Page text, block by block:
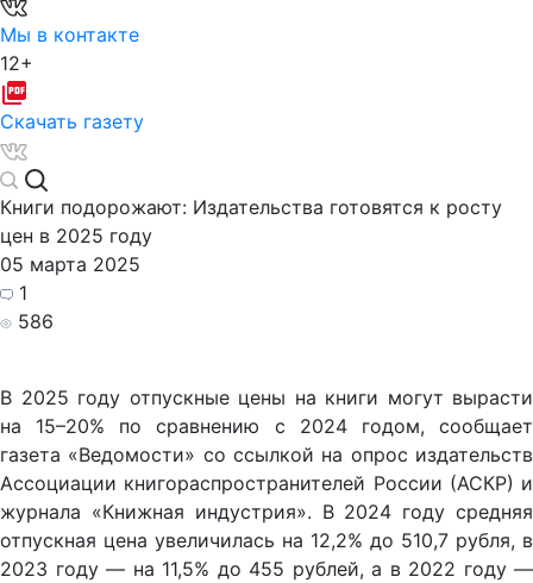
Мы в контакте
12+
Скачать газету
Книги подорожают: Издательства готовятся к росту
цен в 2025 году
05 марта 2025
1
586
В 2025 году отпускные цены на книги могут вырасти
на 15–20% по сравнению с 2024 годом, сообщает
газета «Ведомости» со ссылкой на опрос издательств
Ассоциации книгораспространителей России (АСКР) и
журнала «Книжная индустрия». В 2024 году средняя
отпускная цена увеличилась на 12,2% до 510,7 рубля, в
2023 году — на 11,5% до 455 рублей, а в 2022 году —